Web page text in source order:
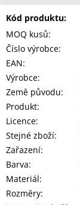
Kód produktu:
MOQ kusů:
Číslo výrobce:
EAN:
Výrobce:
Země původu:
Produkt:
Licence:
Stejné zboží:
Zařazení:
Barva:
Materiál:
Rozměry: